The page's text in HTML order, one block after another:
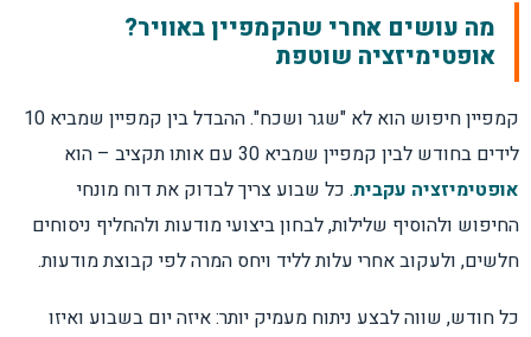
מה עושים אחרי שהקמפיין באוויר?
אופטימיזציה שוטפת
קמפיין חיפוש הוא לא "שגר ושכח". ההבדל בין קמפיין שמביא 10
לידים בחודש לבין קמפיין שמביא 30 עם אותו תקציב – הוא
אופטימיזציה עקבית. כל שבוע צריך לבדוק את דוח מונחי
החיפוש ולהוסיף שלילות, לבחון ביצועי מודעות ולהחליף ניסוחים
חלשים, ולעקוב אחרי עלות לליד ויחס המרה לפי קבוצת מודעות.
כל חודש, שווה לבצע ניתוח מעמיק יותר: איזה יום בשבוע ואיזו